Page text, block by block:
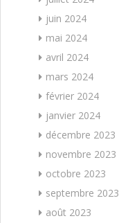
juin 2024
mai 2024
avril 2024
mars 2024
février 2024
janvier 2024
décembre 2023
novembre 2023
octobre 2023
septembre 2023
août 2023